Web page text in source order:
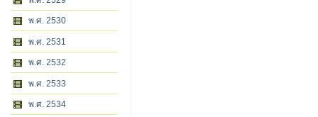
พ.ศ. 2530
พ.ศ. 2531
พ.ศ. 2532
พ.ศ. 2533
พ.ศ. 2534